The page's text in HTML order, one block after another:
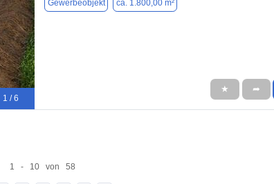
1 / 6
Gewerbeobjekt ca. 1.800,00 m²
★ ➦
1 - 10 von 58